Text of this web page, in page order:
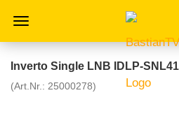
Inverto Single LNB IDLP-
(Art.Nr.: 25000278)